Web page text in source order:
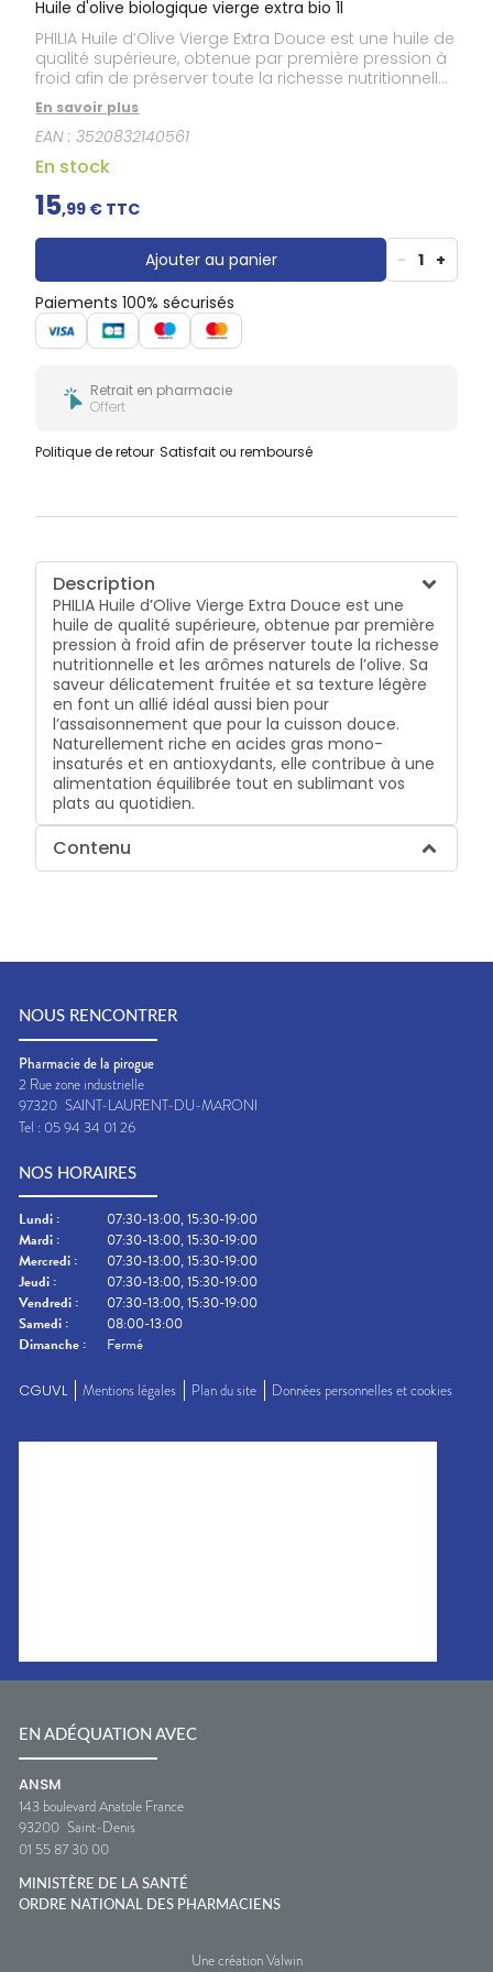
Huile d'olive biologique vierge extra bio 1l
PHILIA Huile d’Olive Vierge Extra Douce est une huile de
qualité supérieure, obtenue par première pression à
froid afin de préserver toute la richesse nutritionnelle
et les arômes naturels de l’olive. Sa saveur
délicatement fruitée et sa texture légère en font un
allié idéal aussi bien pour l’assaisonnement que
pour la cuisson douce. Naturellement riche en acides
gras mono-insaturés et en antioxydants, elle
contribue à une alimentation équilibrée tout en
sublimant vos plats au quotidien.
En savoir plus
EAN :3520832140561
En stock
15,99 € TTC
Ajouter au panier - 1 +
Paiements 100% sécurisés
Retrait en pharmacie
Offert
Politique de retour Satisfait ou remboursé
Description
PHILIA Huile d’Olive Vierge Extra Douce est une
huile de qualité supérieure, obtenue par première
pression à froid afin de préserver toute la richesse
nutritionnelle et les arômes naturels de l’olive. Sa
saveur délicatement fruitée et sa texture légère
en font un allié idéal aussi bien pour
l’assaisonnement que pour la cuisson douce.
Naturellement riche en acides gras mono-
insaturés et en antioxydants, elle contribue à une
alimentation équilibrée tout en sublimant vos
plats au quotidien.
Contenu
NOUS RENCONTRER
Pharmacie de la pirogue
2 Rue zone industrielle
97320 SAINT-LAURENT-DU-MARONI
Tel : 05 94 34 01 26
NOS HORAIRES
Lundi :
07:30-13:00, 15:30-19:00
Mardi :
07:30-13:00, 15:30-19:00
Mercredi :
07:30-13:00, 15:30-19:00
Jeudi :
07:30-13:00, 15:30-19:00
Vendredi :
07:30-13:00, 15:30-19:00
Samedi :
08:00-13:00
Dimanche : Fermé
CGUVL Mentions légales Plan du site Données personnelles et cookies
EN ADÉQUATION AVEC
ANSM
143 boulevard Anatole France
93200 Saint-Denis
01 55 87 30 00
MINISTÈRE DE LA SANTÉ
ORDRE NATIONAL DES PHARMACIENS
Une création Valwin